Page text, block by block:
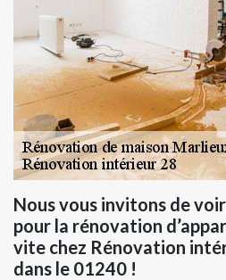
Nous vous invitons de
pour la rénovation
vite chez Rénovation
dans le 01240 !